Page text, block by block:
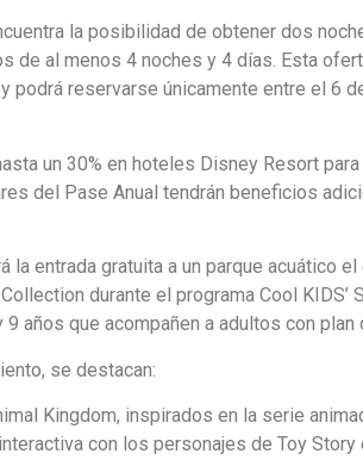
la posibilidad de obtener dos
de al menos 4 noches y 4 días. Esta
podrá reservarse únicamente entre el 6
un 30% en hoteles Disney Resort
del Pase Anual tendrán beneficios
entrada gratuita a un parque acuático
durante el programa Cool KIDS’
años que acompañen a adultos con plan
se destacan:
Kingdom, inspirados en la serie
con los personajes de Toy Story